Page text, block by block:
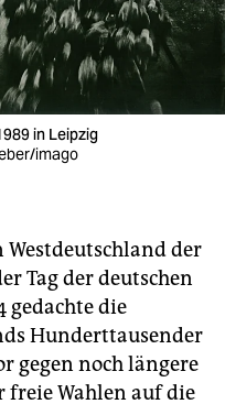
in Leipzig
imago
der
Tag der deutschen
gedachte die
Hunderttausender
gegen noch längere
Wahlen auf die